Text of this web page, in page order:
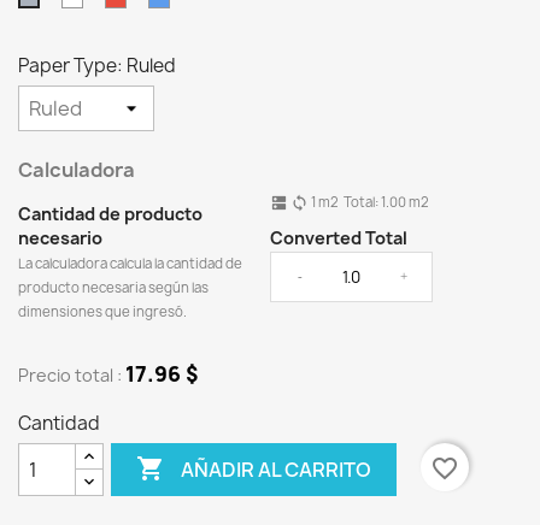
Paper Type: Ruled
Calculadora
Cantidad de producto
necesario
La calculadora calcula la cantidad de
producto necesaria según las
dimensiones que ingresó.
dns sync 1 m2 Total:1.00m2
Converted Total
- +
Precio total : 17.96 $
Cantidad
 AÑADIR AL CARRITO favorite_border